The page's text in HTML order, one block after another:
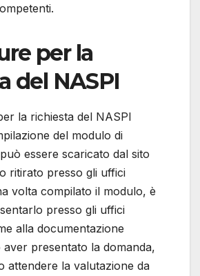
per la
del NASPI
la richiesta del NASPI
del modulo di
essere scaricato dal sito
ritirato presso gli uffici
volta compilato il modulo, è
presso gli uffici
alla documentazione
aver presentato la domanda,
attendere la valutazione da